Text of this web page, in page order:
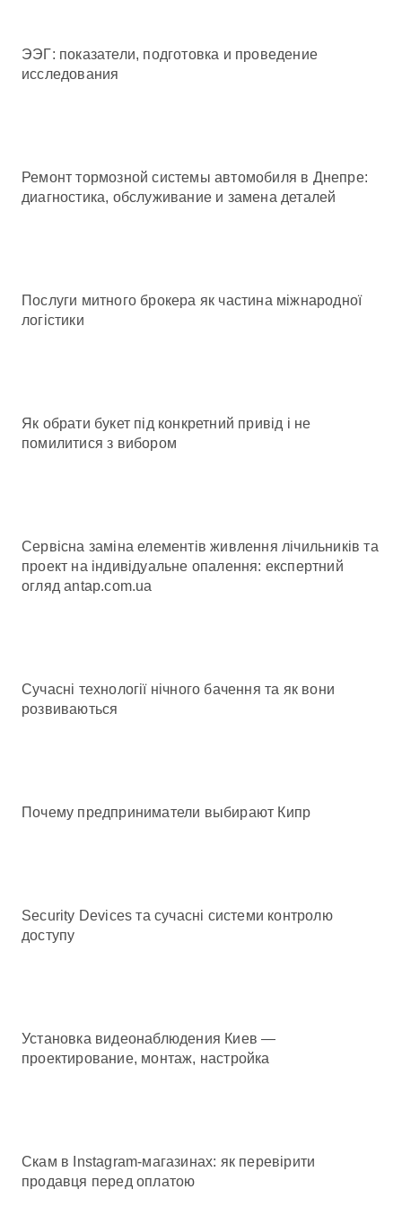
ЭЭГ: показатели, подготовка и проведение
исследования
Ремонт тормозной системы автомобиля в Днепре:
диагностика, обслуживание и замена деталей
Послуги митного брокера як частина міжнародної
логістики
Як обрати букет під конкретний привід і не
помилитися з вибором
Сервісна заміна елементів живлення лічильників та
проект на індивідуальне опалення: експертний
огляд antap.com.ua
Сучасні технології нічного бачення та як вони
розвиваються
Почему предприниматели выбирают Кипр
Security Devices та сучасні системи контролю
доступу
Установка видеонаблюдения Киев —
проектирование, монтаж, настройка
Скам в Instagram-магазинах: як перевірити
продавця перед оплатою